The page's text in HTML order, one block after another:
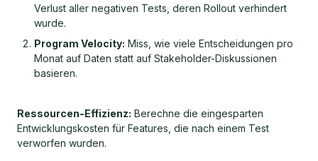
Verlust aller negativen Tests, deren Rollout verhindert
wurde.
Program Velocity: Miss, wie viele Entscheidungen pro
Monat auf Daten statt auf Stakeholder-Diskussionen
basieren.
Ressourcen-Effizienz: Berechne die eingesparten
Entwicklungskosten für Features, die nach einem Test
verworfen wurden.